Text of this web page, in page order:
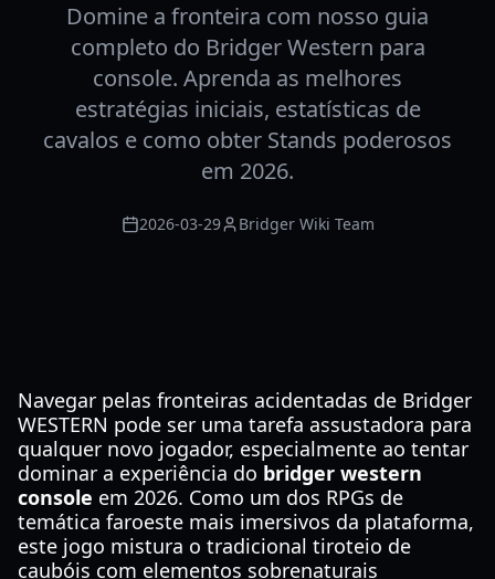
Domine a fronteira com nosso guia
completo do Bridger Western para
console. Aprenda as melhores
estratégias iniciais, estatísticas de
cavalos e como obter Stands poderosos
em 2026.
2026-03-29 Bridger Wiki Team
Navegar pelas fronteiras acidentadas de Bridger
WESTERN pode ser uma tarefa assustadora para
qualquer novo jogador, especialmente ao tentar
dominar a experiência do bridger western
console em 2026. Como um dos RPGs de
temática faroeste mais imersivos da plataforma,
este jogo mistura o tradicional tiroteio de
caubóis com elementos sobrenaturais